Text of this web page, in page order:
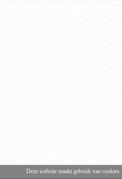
Deze website maakt gebruik van cookies.